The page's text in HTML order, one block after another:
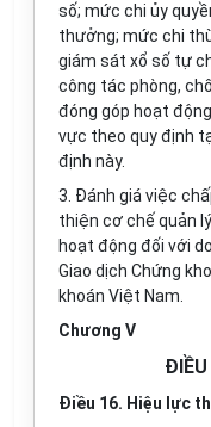
số; mức chi ủy
thưởng; mức chi
giám sát xổ số tự
công tác phòng,
đóng góp hoạt
vực theo quy định
định này.
3. Đánh giá việc
thiện cơ chế quản
hoạt động đối với
Giao dịch Chứng
khoán Việt Nam.
Chương V
Điều 16. Hiệu lực